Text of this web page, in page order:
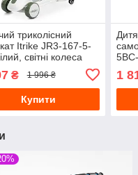
триколісний
Itrike JR3-167-5-
світні колеса
₴ 1 996 ₴
Купити
1